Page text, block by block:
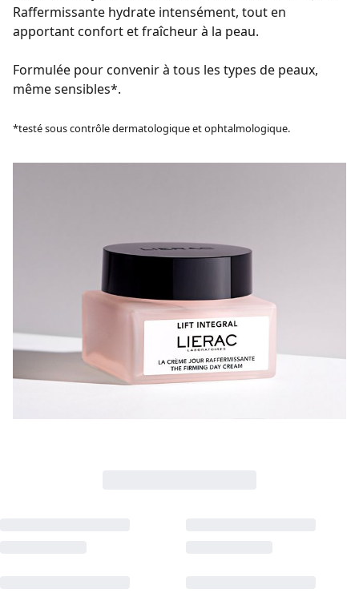
Raffermissante hydrate intensément, tout en
apportant confort et fraîcheur à la peau.
Formulée pour convenir à tous les types de peaux,
même sensibles*.
*testé sous contrôle dermatologique et ophtalmologique.